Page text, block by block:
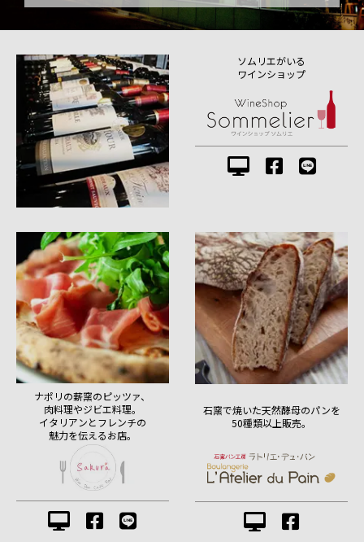
ソムリエがいる
ワインショップ
ナポリの薪窯のピッツァ、
肉料理やジビエ料理。
イタリアンとフレンチの
魅力を伝えるお店。
石窯で焼いた天然酵母のパンを
50種類以上販売。